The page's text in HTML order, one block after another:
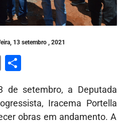
13 setembro , 2021
PrintShare
de setembro, a Deputada
Iracema Portella
obras em andamento. A